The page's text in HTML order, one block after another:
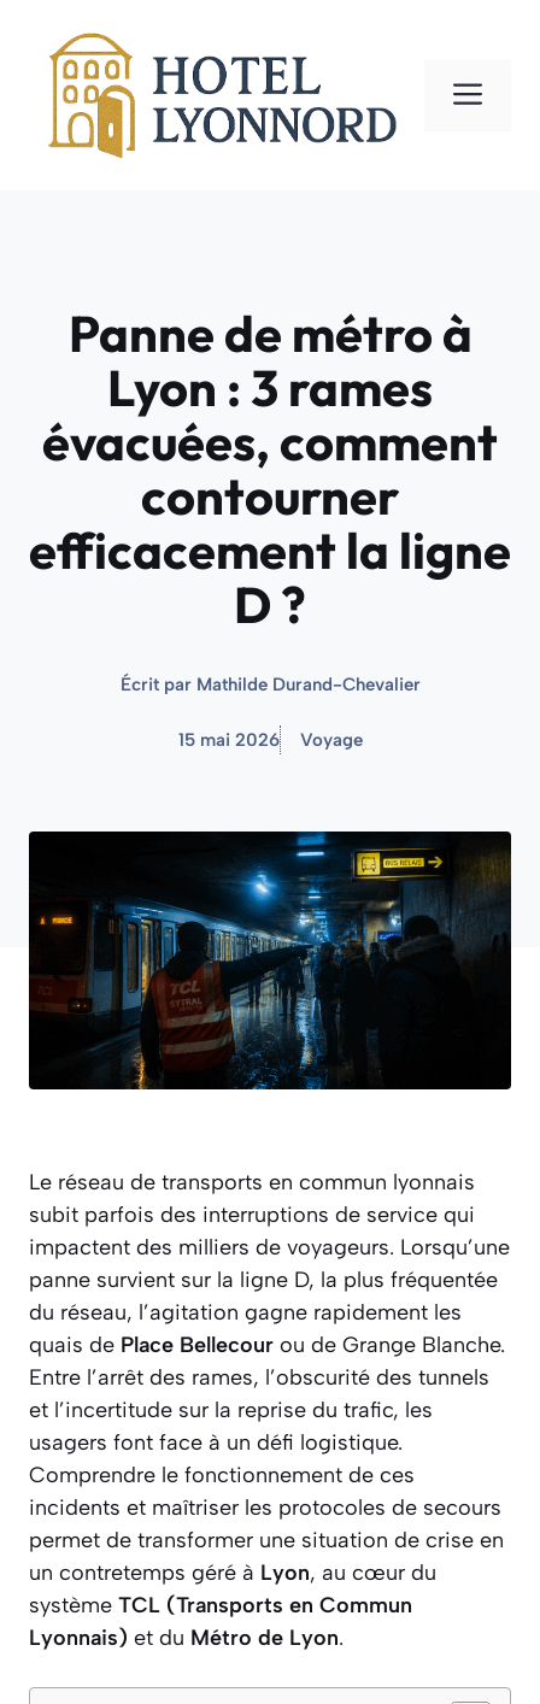
contenu
Panne de métro à
Lyon : 3 rames
évacuées, comment
contourner
efficacement la ligne
D ?
Écrit par Mathilde Durand-Chevalier
15 mai 2026 Voyage
Le réseau de transports en commun lyonnais
subit parfois des interruptions de service qui
impactent des milliers de voyageurs. Lorsqu’une
panne survient sur la ligne D, la plus fréquentée
du réseau, l’agitation gagne rapidement les
quais de Place Bellecour ou de Grange Blanche.
Entre l’arrêt des rames, l’obscurité des tunnels
et l’incertitude sur la reprise du trafic, les
usagers font face à un défi logistique.
Comprendre le fonctionnement de ces
incidents et maîtriser les protocoles de secours
permet de transformer une situation de crise en
un contretemps géré à Lyon, au cœur du
système TCL (Transports en Commun
Lyonnais) et du Métro de Lyon.